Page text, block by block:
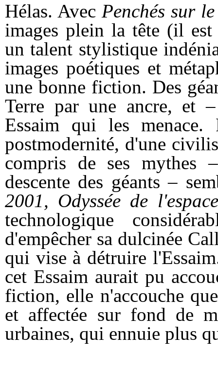
Hélas. AvecPenchés sur
images plein la tête (il est
un talent stylistique
images poétiques et
une bonne fiction. Des
Terre par une ancre, et
Essaim qui les menace.
postmodernité, d'une
compris de ses mythes
descente des géants –
2001, Odyssée de l'espace
technologique
d'empêcher sa dulcinée
qui vise à détruire
cet Essaim aurait pu
fiction, elle n'accouche
et affectée sur fond de
urbaines, qui ennuie plus